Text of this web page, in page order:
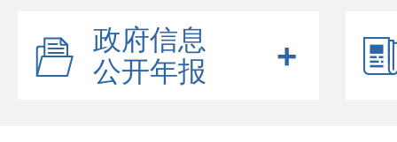
政府信息
公开年报